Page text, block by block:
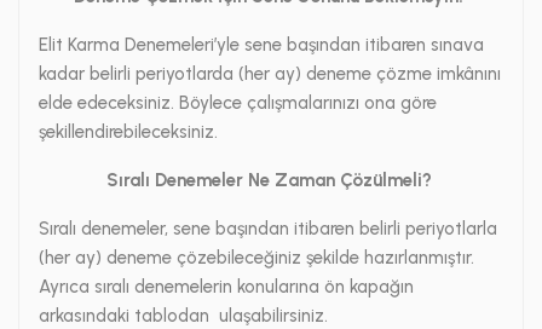
Elit Karma Denemeleri’yle sene başından itibaren sınava
kadar belirli periyotlarda (her ay) deneme çözme imkânını
elde edeceksiniz. Böylece çalışmalarınızı ona göre
şekillendirebileceksiniz.
Sıralı Denemeler Ne Zaman Çözülmeli?
Sıralı denemeler, sene başından itibaren belirli periyotlarla
(her ay) deneme çözebileceğiniz şekilde hazırlanmıştır.
Ayrıca sıralı denemelerin konularına ön kapağın
arkasındaki tablodan ulaşabilirsiniz.